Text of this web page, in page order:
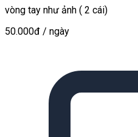
vòng tay như ảnh ( 2 cái)
50.000đ / ngày